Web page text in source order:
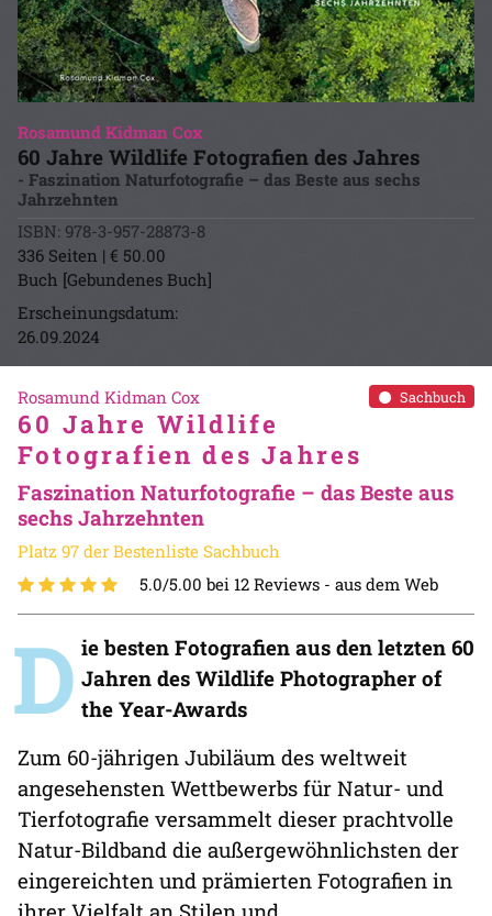
Rosamund Kidman Cox
60 Jahre Wildlife Fotografien des Jahres
- Faszination Naturfotografie – das Beste aus sechs
Jahrzehnten
ISBN: 978-3-957-28873-8
336 Seiten | € 50.00
Buch [Gebundenes Buch]
Erscheinungsdatum:
26.09.2024
Sachbuch
Rosamund Kidman Cox
60 Jahre Wildlife
Fotografien des Jahres
Faszination Naturfotografie – das Beste aus
sechs Jahrzehnten
Platz 97 der Bestenliste Sachbuch
5.0/5.00 bei 12 Reviews - aus dem Web
D ie besten Fotografien aus den letzten 60
Jahren des Wildlife Photographer of
the Year-Awards
Zum 60-jährigen Jubiläum des weltweit
angesehensten Wettbewerbs für Natur- und
Tierfotografie versammelt dieser prachtvolle
Natur-Bildband die außergewöhnlichsten der
eingereichten und prämierten Fotografien in